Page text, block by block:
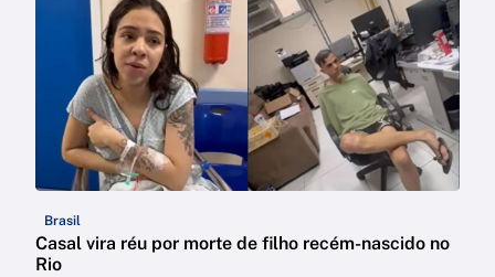
Brasil
Casal vira réu por morte de filho recém-nascido no
Rio